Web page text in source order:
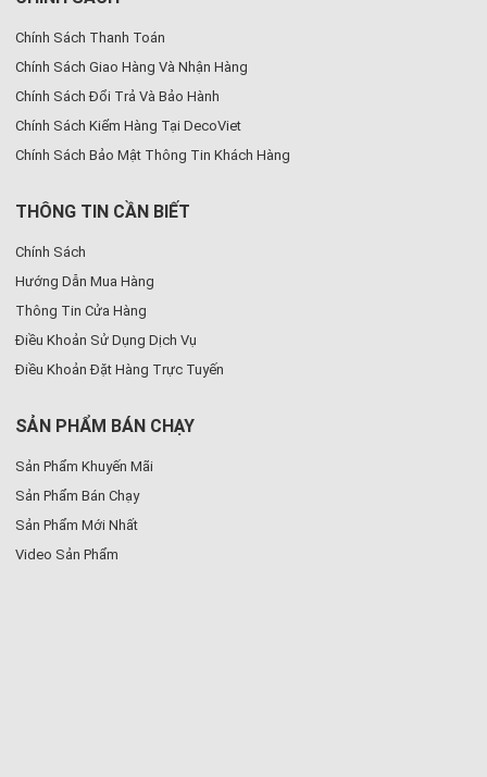
Chính Sách Thanh Toán
Chính Sách Giao Hàng Và Nhận Hàng
Chính Sách Đổi Trả Và Bảo Hành
Chính Sách Kiểm Hàng Tại DecoViet
Chính Sách Bảo Mật Thông Tin Khách Hàng
THÔNG TIN CẦN BIẾT
Chính Sách
Hướng Dẫn Mua Hàng
Thông Tin Cửa Hàng
Điều Khoản Sử Dụng Dịch Vụ
Điều Khoản Đặt Hàng Trực Tuyến
SẢN PHẨM BÁN CHẠY
Sản Phẩm Khuyến Mãi
Sản Phẩm Bán Chạy
Sản Phẩm Mới Nhất
Video Sản Phẩm